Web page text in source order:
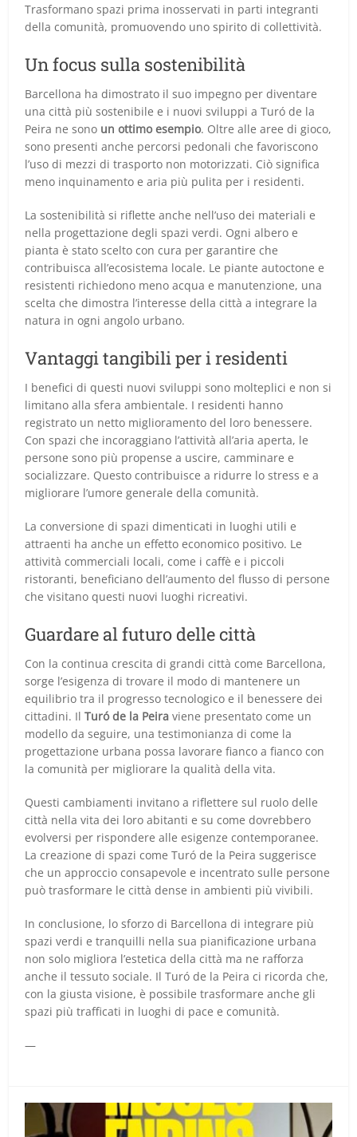
Trasformano spazi prima inosservati in parti integranti
della comunità, promuovendo uno spirito di collettività.
Un focus sulla sostenibilità
Barcellona ha dimostrato il suo impegno per diventare
una città più sostenibile e i nuovi sviluppi a Turó de la
Peira ne sono un ottimo esempio. Oltre alle aree di gioco,
sono presenti anche percorsi pedonali che favoriscono
l’uso di mezzi di trasporto non motorizzati. Ciò significa
meno inquinamento e aria più pulita per i residenti.
La sostenibilità si riflette anche nell’uso dei materiali e
nella progettazione degli spazi verdi. Ogni albero e
pianta è stato scelto con cura per garantire che
contribuisca all’ecosistema locale. Le piante autoctone e
resistenti richiedono meno acqua e manutenzione, una
scelta che dimostra l’interesse della città a integrare la
natura in ogni angolo urbano.
Vantaggi tangibili per i residenti
I benefici di questi nuovi sviluppi sono molteplici e non si
limitano alla sfera ambientale. I residenti hanno
registrato un netto miglioramento del loro benessere.
Con spazi che incoraggiano l’attività all’aria aperta, le
persone sono più propense a uscire, camminare e
socializzare. Questo contribuisce a ridurre lo stress e a
migliorare l’umore generale della comunità.
La conversione di spazi dimenticati in luoghi utili e
attraenti ha anche un effetto economico positivo. Le
attività commerciali locali, come i caffè e i piccoli
ristoranti, beneficiano dell’aumento del flusso di persone
che visitano questi nuovi luoghi ricreativi.
Guardare al futuro delle città
Con la continua crescita di grandi città come Barcellona,
sorge l’esigenza di trovare il modo di mantenere un
equilibrio tra il progresso tecnologico e il benessere dei
cittadini. IlTuró de la Peira viene presentato come un
modello da seguire, una testimonianza di come la
progettazione urbana possa lavorare fianco a fianco con
la comunità per migliorare la qualità della vita.
Questi cambiamenti invitano a riflettere sul ruolo delle
città nella vita dei loro abitanti e su come dovrebbero
evolversi per rispondere alle esigenze contemporanee.
La creazione di spazi come Turó de la Peira suggerisce
che un approccio consapevole e incentrato sulle persone
può trasformare le città dense in ambienti più vivibili.
In conclusione, lo sforzo di Barcellona di integrare più
spazi verdi e tranquilli nella sua pianificazione urbana
non solo migliora l’estetica della città ma ne rafforza
anche il tessuto sociale. Il Turó de la Peira ci ricorda che,
con la giusta visione, è possibile trasformare anche gli
spazi più trafficati in luoghi di pace e comunità.
—